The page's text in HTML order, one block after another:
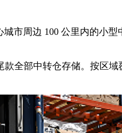
市周边 100 公里内的小型
全部中转仓存储。按区域